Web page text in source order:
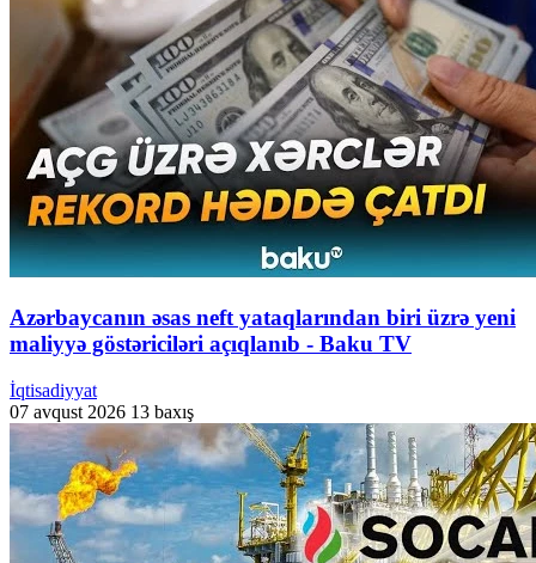
Azərbaycanın əsas neft yataqlarından biri üzrə yeni
maliyyə göstəriciləri açıqlanıb - Baku TV
İqtisadiyyat
07 avqust 2026 13 baxış